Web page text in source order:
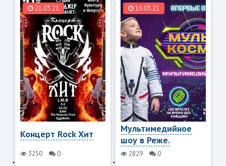
Концерт Rock Хит
3250
0
21.03.21
Мультимедийное
шоу в Реже.
2829
0
16.03.21